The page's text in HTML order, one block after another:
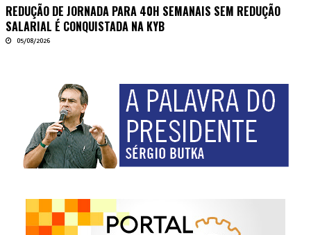
REDUÇÃO DE JORNADA PARA 40H SEMANAIS SEM REDUÇÃO
SALARIAL É CONQUISTADA NA KYB
05/08/2026